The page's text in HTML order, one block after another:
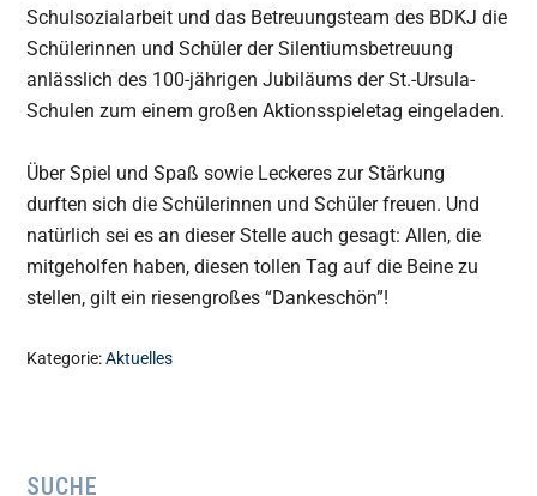
Schulsozialarbeit und das Betreuungsteam des BDKJ die
Schülerinnen und Schüler der Silentiumsbetreuung
anlässlich des 100-jährigen Jubiläums der St.-Ursula-
Schulen zum einem großen Aktionsspieletag eingeladen.
Über Spiel und Spaß sowie Leckeres zur Stärkung
durften sich die Schülerinnen und Schüler freuen. Und
natürlich sei es an dieser Stelle auch gesagt: Allen, die
mitgeholfen haben, diesen tollen Tag auf die Beine zu
stellen, gilt ein riesengroßes “Dankeschön”!
Kategorie:Aktuelles
SUCHE